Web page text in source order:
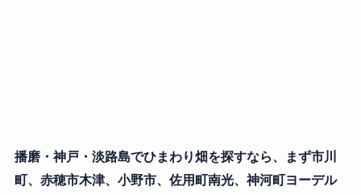
播磨・神戸・淡路島でひまわり畑を探すなら、まず市川
町、赤穂市木津、小野市、佐用町南光、神河町ヨーデル